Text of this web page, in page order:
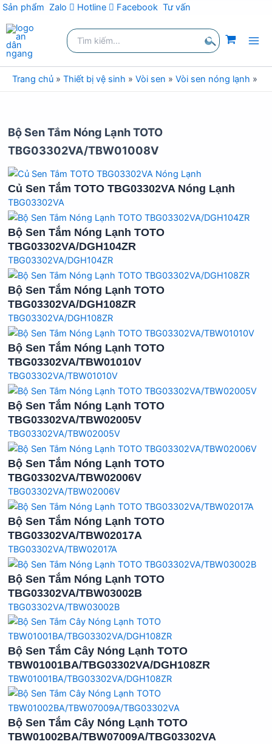
Sản phẩm Zalo Hotline Facebook Tư vấn
Nhảy
tới
nội
dung
Tìm
kiếm:
kiếm
Trang chủ » Thiết bị vệ sinh » Vòi sen » Vòi sen nóng lạnh »
Bộ Sen Tắm Nóng Lạnh TOTO
TBG03302VA/TBW01008V
Củ Sen Tắm TOTO TBG03302VA Nóng Lạnh
TBG03302VA
Bộ Sen Tắm Nóng Lạnh TOTO
TBG03302VA/DGH104ZR
TBG03302VA/DGH104ZR
Bộ Sen Tắm Nóng Lạnh TOTO
TBG03302VA/DGH108ZR
TBG03302VA/DGH108ZR
Bộ Sen Tắm Nóng Lạnh TOTO
TBG03302VA/TBW01010V
TBG03302VA/TBW01010V
Bộ Sen Tắm Nóng Lạnh TOTO
TBG03302VA/TBW02005V
TBG03302VA/TBW02005V
Bộ Sen Tắm Nóng Lạnh TOTO
TBG03302VA/TBW02006V
TBG03302VA/TBW02006V
Bộ Sen Tắm Nóng Lạnh TOTO
TBG03302VA/TBW02017A
TBG03302VA/TBW02017A
Bộ Sen Tắm Nóng Lạnh TOTO
TBG03302VA/TBW03002B
TBG03302VA/TBW03002B
Bộ Sen Tắm Cây Nóng Lạnh TOTO
TBW01001BA/TBG03302VA/DGH108ZR
TBW01001BA/TBG03302VA/DGH108ZR
Bộ Sen Tắm Cây Nóng Lạnh TOTO
TBW01002BA/TBW07009A/TBG03302VA